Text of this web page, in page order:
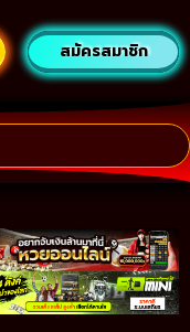
สมัครสมาชิก